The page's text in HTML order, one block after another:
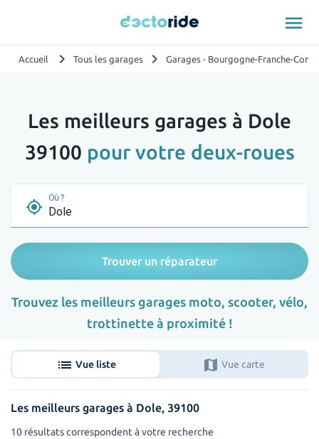
menu
Accueil chevron_right Tous les garages chevron_right Garages - Bourgogne-Franche-
Les meilleurs garages à Dole
39100 pour votre deux-roues
my_location
Où ?
Trouver un réparateur
Trouvez les meilleurs garages moto, scooter, vélo,
trottinette à proximité !
list Vue liste map Vue carte
Les meilleurs garages à Dole, 39100
10 résultats correspondent à votre recherche